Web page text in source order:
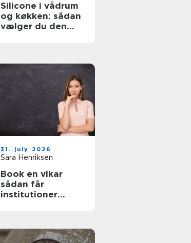
Silicone i vådrum
og køkken: sådan
vælger du den
31. july 2026
Sara Henriksen
Book en vikar
sådan får
institutioner